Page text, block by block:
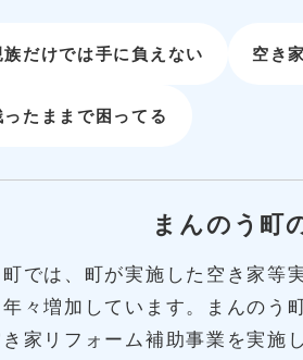
だけでは手に負えない 空き
たままで困ってる
まんのう町
では、町が実施した空き家等
々増加しています。まんのう
家リフォーム補助事業を実施